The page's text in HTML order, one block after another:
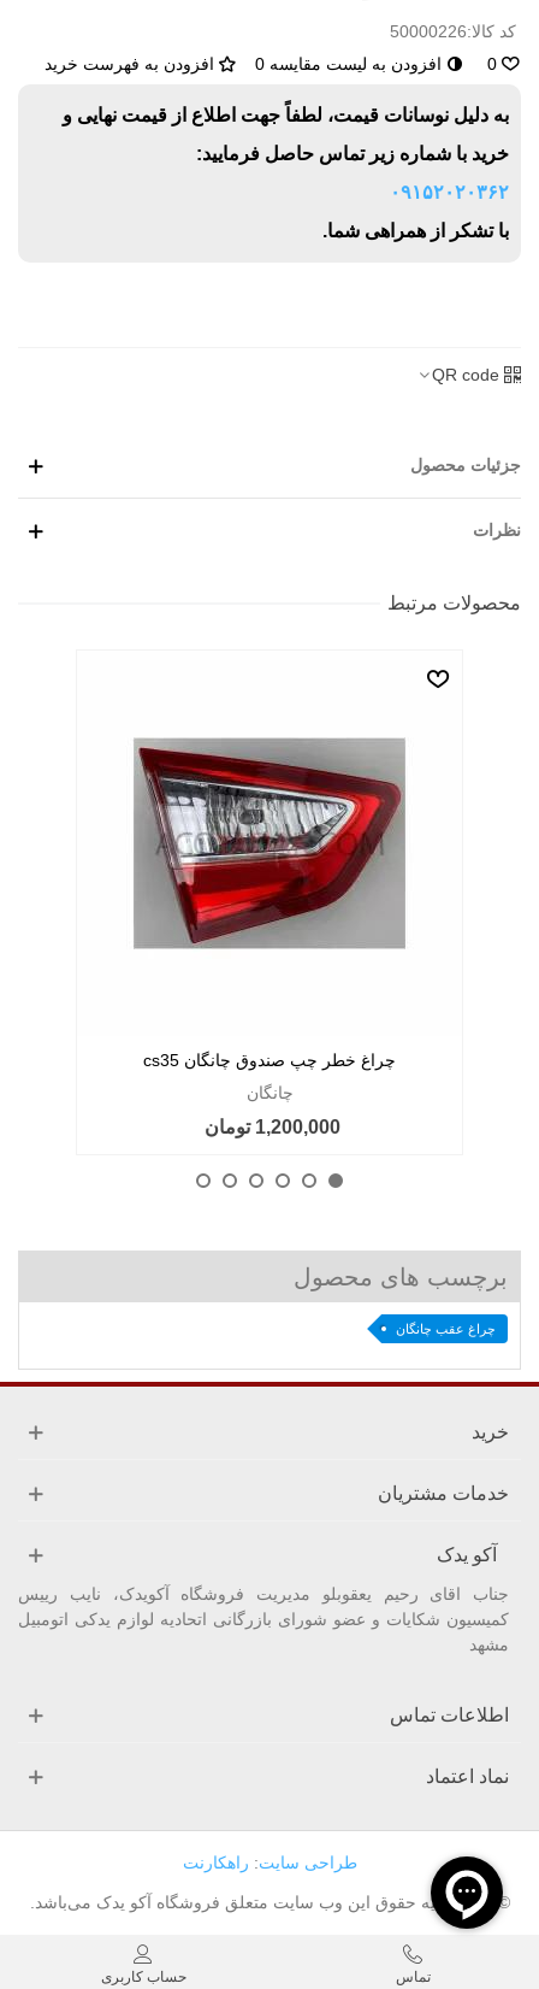
کد کالا:50000226
0
افزودن به لیست مقایسه 0 افزودن به فهرست خرید
به دلیل نوسانات قیمت، لطفاً جهت اطلاع از قیمت نهایی و
خرید با شماره زیر تماس حاصل فرمایید:
۰۹۱۵۲۰۲۰۳۶۲
با تشکر از همراهی شما.
QR code
جزئیات محصول
نظرات
محصولات مرتبط
چراغ خطر چپ صندوق چانگان cs35
چانگان
1,200,000 تومان
برچسب های محصول
چراغ عقب چانگان
خرید
خدمات مشتریان
آکو یدک
جناب اقای رحیم یعقوبلو مدیریت فروشگاه آکویدک، نایب رییس
کمیسیون شکایات و عضو شورای بازرگانی اتحادیه لوازم یدکی اتومبیل
مشهد
اطلاعات تماس
نماد اعتماد
طراحی سایت: راهکارنت
© ۱۴۰۱ کلیه حقوق این وب سایت متعلق فروشگاه آکو یدک می‌باشد.
تماس حساب کاربری